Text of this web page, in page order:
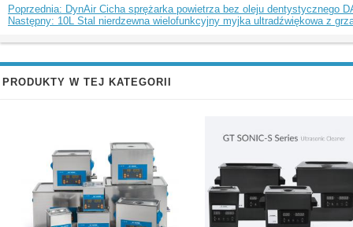
Poprzednia: DynAir Cicha sprężarka powietrza bez oleju dentystycznego
Następny: 10L Stal nierdzewna wielofunkcyjny myjka ultradźwiękowa z
PRODUKTY W TEJ KATEGORII